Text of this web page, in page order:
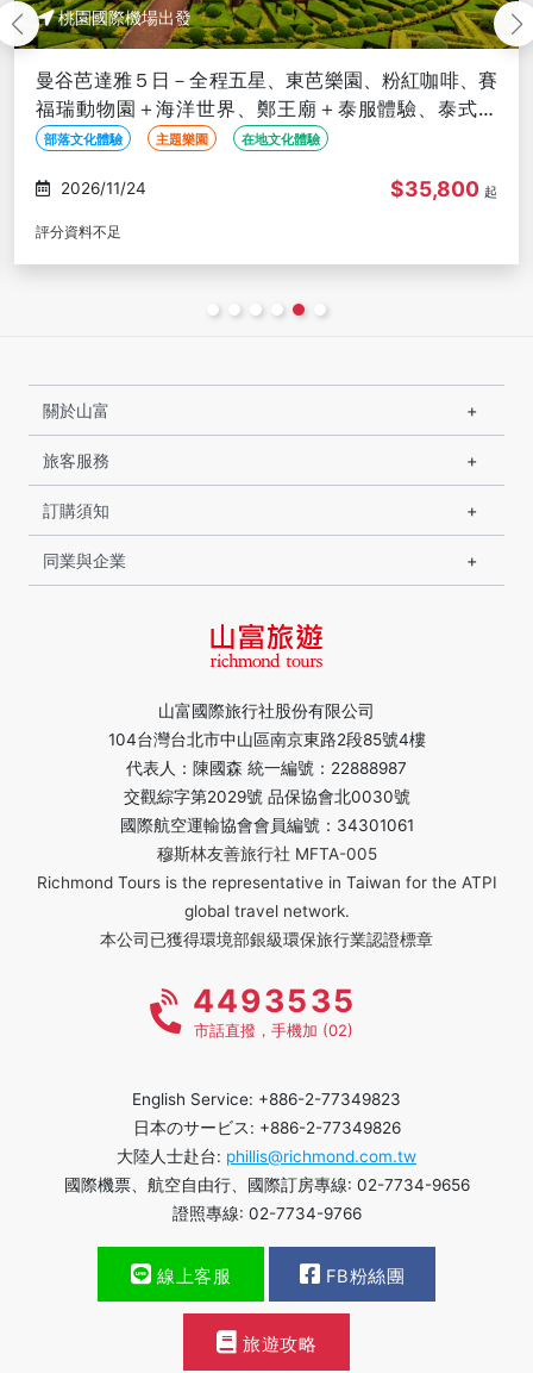
桃園國際機場出發
曼谷芭達雅５日－全程五星、東芭樂園、粉紅咖啡、賽
福瑞動物園＋海洋世界、鄭王廟＋泰服體驗、泰式按
摩、夜遊湄南河、無購物
部落文化體驗 主題樂園 在地文化體驗
2026/11/25 $36,800 起
評分資料不足
山富國際旅行社股份有限公司
104台灣台北市中山區南京東路2段85號4樓
代表人：陳國森 統一編號：22888987
交觀綜字第2029號 品保協會北0030號
國際航空運輸協會會員編號：34301061
穆斯林友善旅行社 MFTA-005
Richmond Tours is the representative in Taiwan for the ATPI
global travel network.
本公司已獲得環境部銀級環保旅行業認證標章
關於山富
旅客服務
訂購須知
同業與企業
4493535
市話直撥，手機加 (02)
English Service: +886-2-77349823
日本のサービス: +886-2-77349826
大陸人士赴台: phillis@richmond.com.tw
國際機票、航空自由行、國際訂房專線: 02-7734-9656
證照專線: 02-7734-9766
線上客服 FB粉絲團
旅遊攻略